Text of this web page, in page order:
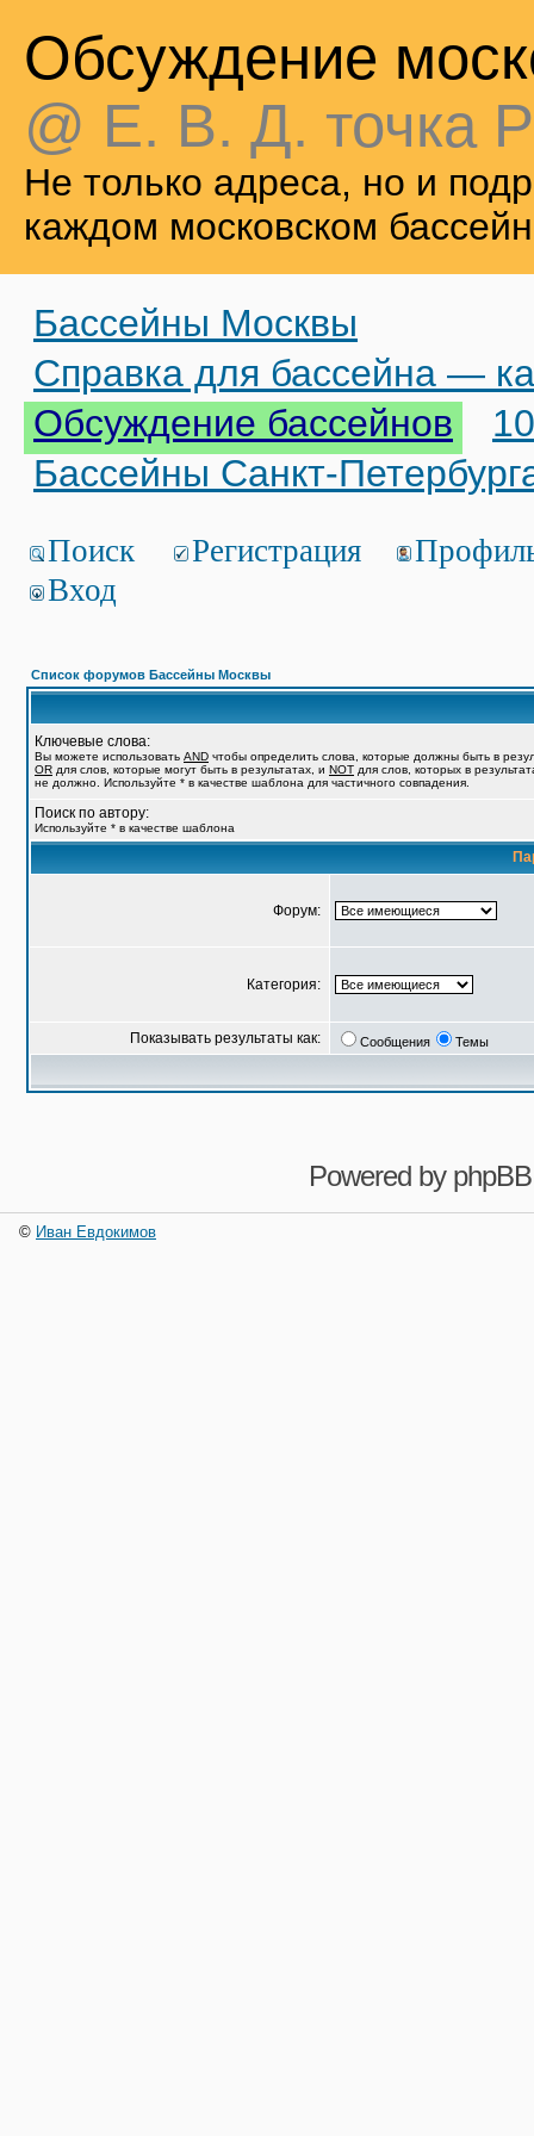
Обсуждение
@ Е. В. Д. точка
Не только адреса, но и
каждом московском
Бассейны Москвы
Справка для бассейна —
Обсуждение бассейнов
Бассейны Санкт-
Поиск Регистрация
Вход
Список форумов Бассейны Москвы
Ключевые слова:
Вы можете использовать AND чтобы определить слова, которые должны быть в
OR для слов, которые могут быть в результатах, и NOT для слов, которых в
не должно. Используйте * в качестве шаблона для частичного совпадения.
Поиск по автору:
Используйте * в качестве шаблона
Форум:
Категория:
Показывать результаты как: Сообщения Темы
Powered by phpBB
© Иван Евдокимов